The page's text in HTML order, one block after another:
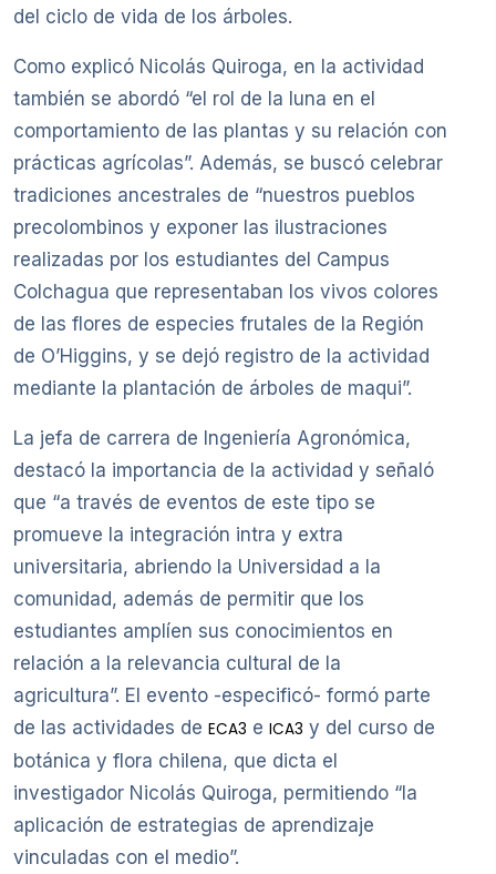
del ciclo de vida de los árboles.
Como explicó Nicolás Quiroga, en la actividad
también se abordó “el rol de la luna en el
comportamiento de las plantas y su relación con
prácticas agrícolas”. Además, se buscó celebrar
tradiciones ancestrales de “nuestros pueblos
precolombinos y exponer las ilustraciones
realizadas por los estudiantes del Campus
Colchagua que representaban los vivos colores
de las flores de especies frutales de la Región
de O’Higgins, y se dejó registro de la actividad
mediante la plantación de árboles de maqui”.
La jefa de carrera de Ingeniería Agronómica,
destacó la importancia de la actividad y señaló
que “a través de eventos de este tipo se
promueve la integración intra y extra
universitaria, abriendo la Universidad a la
comunidad, además de permitir que los
estudiantes amplíen sus conocimientos en
relación a la relevancia cultural de la
agricultura”. El evento -especificó- formó parte
de las actividades de ECA3 e ICA3 y del curso de
botánica y flora chilena, que dicta el
investigador Nicolás Quiroga, permitiendo “la
aplicación de estrategias de aprendizaje
vinculadas con el medio”.